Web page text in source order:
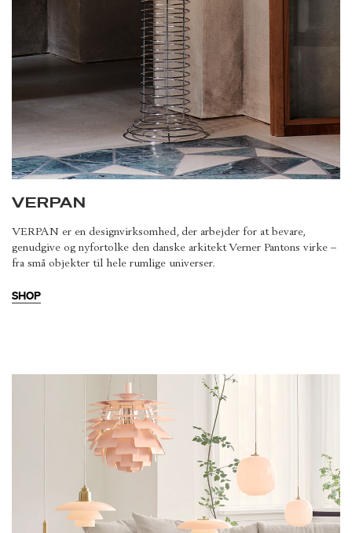
VERPAN
VERPAN er en designvirksomhed, der arbejder for at bevare,
genudgive og nyfortolke den danske arkitekt Verner Pantons virke –
fra små objekter til hele rumlige universer.
SHOP